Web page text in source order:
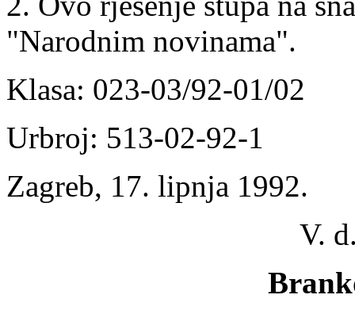
"Narodnim novinama".
Klasa: 023-03/92-01/02
Urbroj: 513-02-92-1
Zagreb, 17. lipnja 1992.
V.